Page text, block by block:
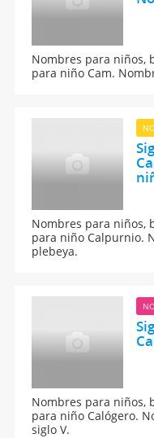
Nombres para niños,
para niño Cam.
Nombres para niños,
para niño Calpurnio.
plebeya.
Nombres para niños,
para niño Calógero.
siglo V.